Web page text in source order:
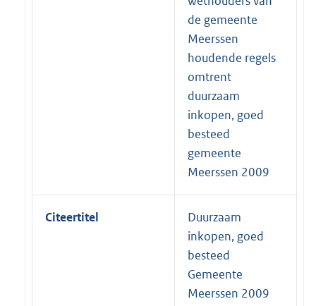
de gemeente
Meerssen
houdende regels
omtrent
duurzaam
inkopen, goed
besteed
gemeente
Meerssen 2009
Citeertitel
Duurzaam
inkopen, goed
besteed
Gemeente
Meerssen 2009